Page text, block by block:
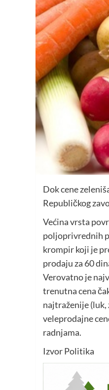
Dok cene
Republičkog
Većina vrsta
poljoprivrednih
krompir koji je
prodaju za 60
Verovatno je
trenutna cena
najtraženije (luk,
veleprodajne
radnjama.
Izvor Politika